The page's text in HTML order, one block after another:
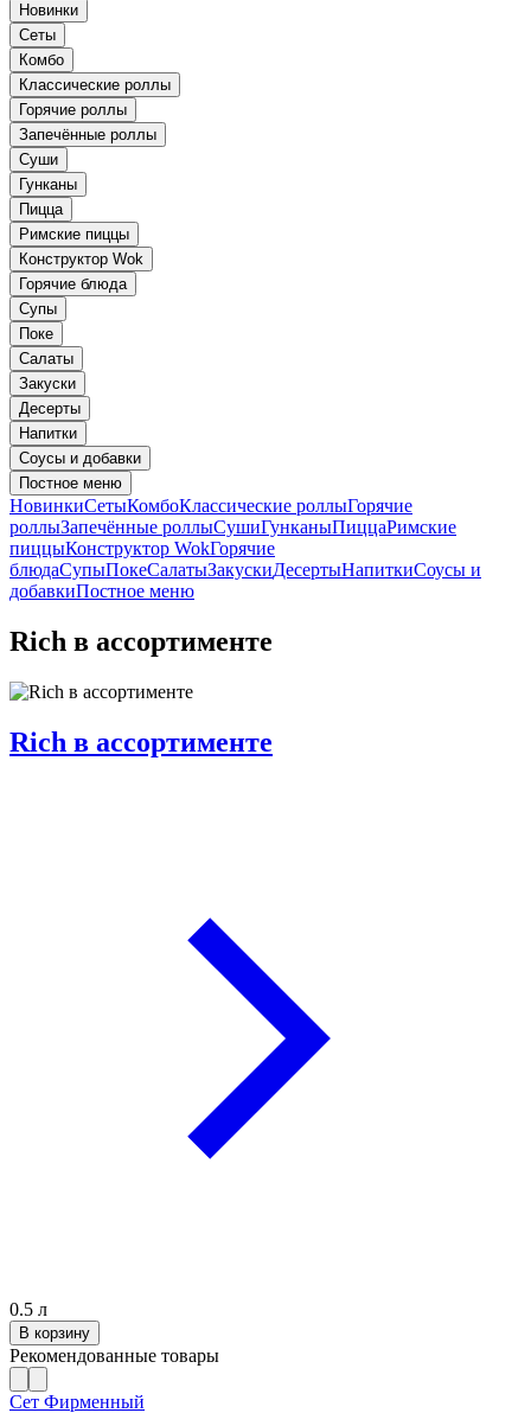
Новинки
Сеты
Комбо
Классические роллы
Горячие роллы
Запечённые роллы
Суши
Гунканы
Пицца
Римские пиццы
Конструктор Wok
Горячие блюда
Супы
Поке
Салаты
Закуски
Десерты
Напитки
Соусы и добавки
Постное меню
НовинкиСетыКомбоКлассические роллыГорячие
роллыЗапечённые роллыСушиГунканыПиццаРимские
пиццыКонструктор WokГорячие
блюдаСупыПокеСалатыЗакускиДесертыНапиткиСоусы и
добавкиПостное меню
Rich в ассортименте
Rich в ассортименте
0.5 л
В корзину
Рекомендованные товары
Сет Фирменный